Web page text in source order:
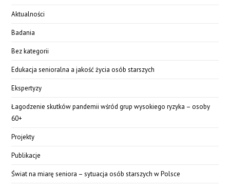
Aktualności
Badania
Bez kategorii
Edukacja senioralna a jakość życia osób starszych
Ekspertyzy
Łagodzenie skutków pandemii wśród grup wysokiego ryzyka – osoby
60+
Projekty
Publikacje
Świat na miarę seniora – sytuacja osób starszych w Polsce